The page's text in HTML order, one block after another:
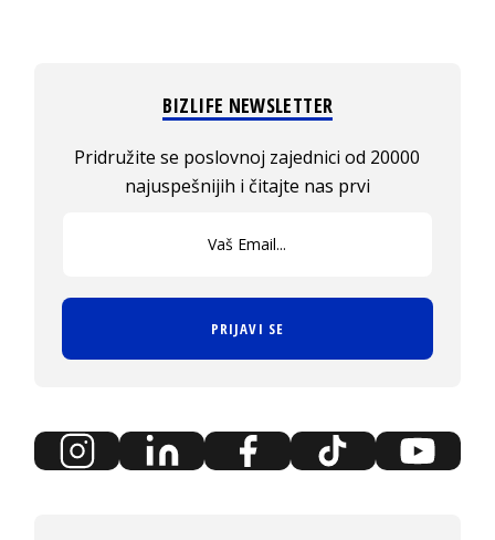
BIZLIFE NEWSLETTER
Pridružite se poslovnoj zajednici od 20000
najuspešnijih i čitajte nas prvi
PRIJAVI SE